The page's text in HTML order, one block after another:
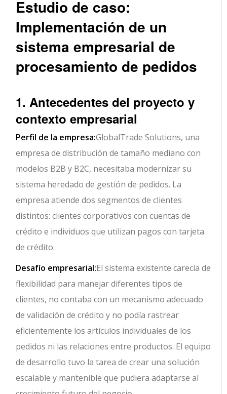
Estudio de caso:
Implementación de un
sistema empresarial de
procesamiento de pedidos
1. Antecedentes del proyecto y
contexto empresarial
Perfil de la empresa:GlobalTrade Solutions, una
empresa de distribución de tamaño mediano con
modelos B2B y B2C, necesitaba modernizar su
sistema heredado de gestión de pedidos. La
empresa atiende dos segmentos de clientes
distintos: clientes corporativos con cuentas de
crédito e individuos que utilizan pagos con tarjeta
de crédito.
Desafío empresarial:El sistema existente carecía de
flexibilidad para manejar diferentes tipos de
clientes, no contaba con un mecanismo adecuado
de validación de crédito y no podía rastrear
eficientemente los artículos individuales de los
pedidos ni las relaciones entre productos. El equipo
de desarrollo tuvo la tarea de crear una solución
escalable y mantenible que pudiera adaptarse al